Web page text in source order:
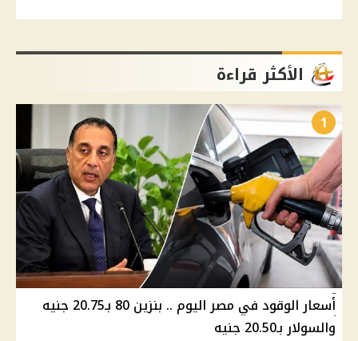
الأكثر قراءة
1
أسعار الوقود في مصر اليوم .. بنزين 80 بـ20.75 جنيه
والسولار بـ20.50 جنيه